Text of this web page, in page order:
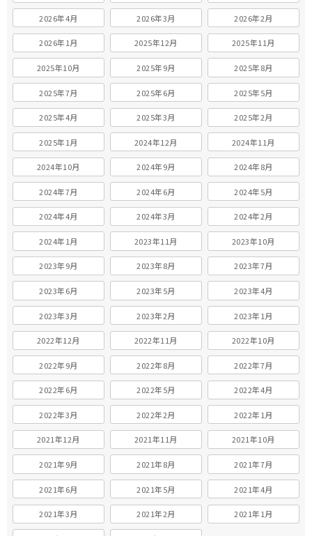
2026年4月 2026年3月 2026年2月
2026年1月 2025年12月 2025年11月
2025年10月 2025年9月 2025年8月
2025年7月 2025年6月 2025年5月
2025年4月 2025年3月 2025年2月
2025年1月 2024年12月 2024年11月
2024年10月 2024年9月 2024年8月
2024年7月 2024年6月 2024年5月
2024年4月 2024年3月 2024年2月
2024年1月 2023年11月 2023年10月
2023年9月 2023年8月 2023年7月
2023年6月 2023年5月 2023年4月
2023年3月 2023年2月 2023年1月
2022年12月 2022年11月 2022年10月
2022年9月 2022年8月 2022年7月
2022年6月 2022年5月 2022年4月
2022年3月 2022年2月 2022年1月
2021年12月 2021年11月 2021年10月
2021年9月 2021年8月 2021年7月
2021年6月 2021年5月 2021年4月
2021年3月 2021年2月 2021年1月